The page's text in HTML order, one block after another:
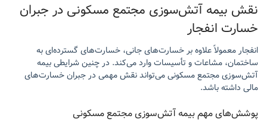
نقش بیمه آتش‌سوزی مجتمع مسکونی در جبران
خسارت انفجار
انفجار معمولاً علاوه بر خسارت‌های جانی، خسارت‌های گسترده‌ای به
ساختمان، مشاعات و تأسیسات وارد می‌کند. در چنین شرایطی بیمه
آتش‌سوزی مجتمع مسکونی می‌تواند نقش مهمی در جبران خسارت‌های
مالی داشته باشد.
پوشش‌های مهم بیمه آتش‌سوزی مجتمع مسکونی